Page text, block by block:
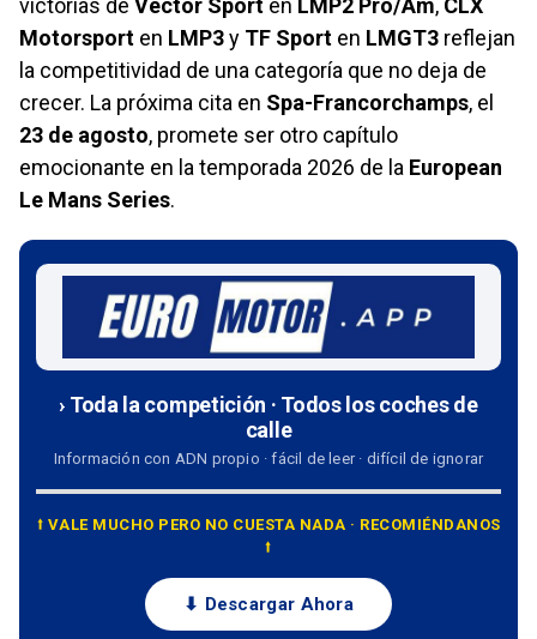
victorias de Vector Sport en LMP2 Pro/Am, CLX
Motorsport en LMP3y TF Sport en LMGT3 reflejan
la competitividad de una categoría que no deja de
crecer. La próxima cita en Spa-Francorchamps, el
23 de agosto, promete ser otro capítulo
emocionante en la temporada 2026 de la European
Le Mans Series.
› Toda la competición · Todos los coches de
calle
Información con ADN propio · fácil de leer · difícil de ignorar
⭡ VALE MUCHO PERO NO CUESTA NADA · RECOMIÉNDANOS
⭡
⬇ Descargar Ahora